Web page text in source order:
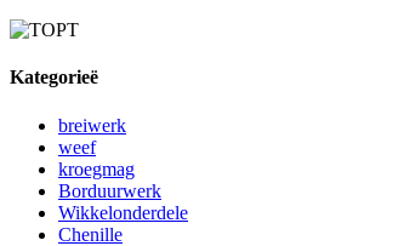
Kategorieë
breiwerk
weef
kroegmag
Borduurwerk
Wikkelonderdele
Chenille